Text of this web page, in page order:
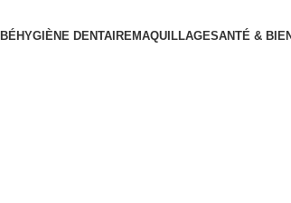
HYGIÈNE DENTAIREMAQUILLAGESANTÉ &